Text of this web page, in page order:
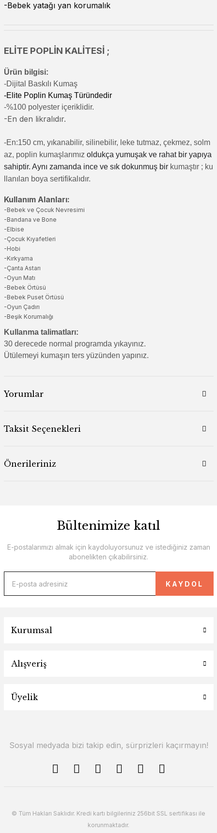
-Bebek yatağı yan korumalık
ELİTE POPLİN KALİTESİ ;
Ürün bilgisi:
-Dijital Baskılı Kumaş
-Elite Poplin Kumaş Türündedir
-%100 polyester içeriklidir.
-En den likralıdır.
-En:150 cm, yıkanabilir, silinebilir, leke tutmaz, çekmez, solm
az, poplin kumaşlarımız oldukça yumuşak ve rahat bir yapıya
sahiptir. Aynı zamanda ince ve sık dokunmuş bir kumaştır ; ku
llanılan boya sertifikalıdır.
Kullanım Alanları:
-Bebek ve Çocuk Nevresimi
-Bandana ve Bone
-Elbise
-Çocuk Kıyafetleri
-Hobi
-Kırkyama
-Çanta Astarı
-Oyun Matı
-Bebek Örtüsü
-Bebek Puset Örtüsü
-Oyun Çadırı
-Beşik Korumalığı
Kullanma talimatları:
30 derecede normal programda yıkayınız.
Ütülemeyi kumaşın ters yüzünden yapınız.
Yorumlar
Taksit Seçenekleri
Önerileriniz
Bültenimize katıl
E-postalarımızı almak için kaydoluyorsunuz ve istediğiniz zaman
abonelikten çıkabilirsiniz.
KAYDOL
Kurumsal
Alışveriş
Üyelik
Sosyal medyada bizi takip edin, sürprizleri kaçırmayın!
© Tüm Hakları Saklıdır. Kredi kartı bilgileriniz 256bit SSL sertifikası ile
korunmaktadır.